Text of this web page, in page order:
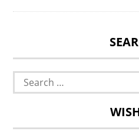
Search
for: